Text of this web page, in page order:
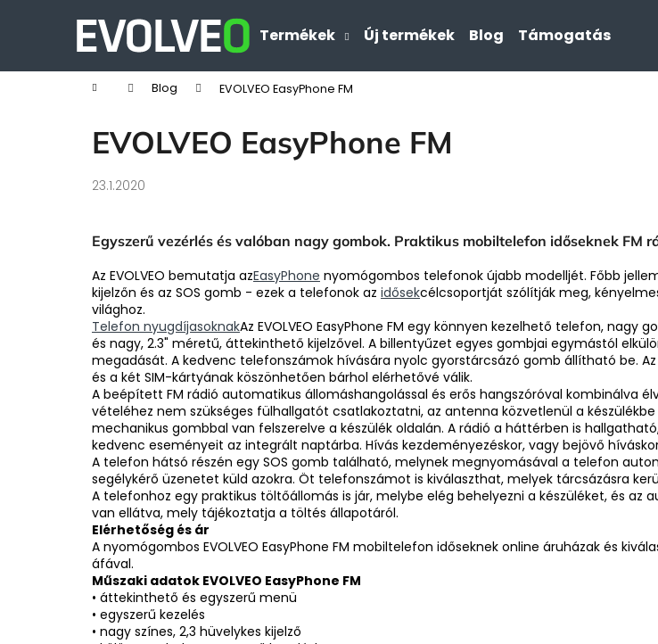
Termékek Új termékek Blog Támogatás
KezdőlapBlog EVOLVEO EasyPhone FM
EVOLVEO EasyPhone FM
23.1.2020
Egyszerű vezérlés és valóban nagy gombok. Praktikus mobiltelefon időseknek FM
Az EVOLVEO bemutatja azEasyPhone nyomógombos telefonok újabb modelljét. Főbb
kijelzőn és az SOS gomb - ezek a telefonok az idősekcélcsoportját szólítják meg,
világhoz.
Telefon nyugdíjasoknakAz EVOLVEO EasyPhone FM egy könnyen kezelhető telefon,
és nagy, 2.3" méretű, áttekinthető kijelzővel. A billentyűzet egyes gombjai egymástól
megadását. A kedvenc telefonszámok hívására nyolc gyorstárcsázó gomb állítható be.
és a két SIM-kártyának köszönhetően bárhol elérhetővé válik.
A beépített FM rádió automatikus állomáshangolással és erős hangszóróval kombinálva
vételéhez nem szükséges fülhallgatót csatlakoztatni, az antenna közvetlenül a
mechanikus gombbal van felszerelve a készülék oldalán. A rádió a háttérben is
kedvenc eseményeit az integrált naptárba. Hívás kezdeményezéskor, vagy bejövő
A telefon hátsó részén egy SOS gomb található, melynek megnyomásával a telefon
segélykérő üzenetet küld azokra. Öt telefonszámot is kiválaszthat, melyek tárcsázásra
A telefonhoz egy praktikus töltőállomás is jár, melybe elég behelyezni a készüléket, és az
van ellátva, mely tájékoztatja a töltés állapotáról.
Elérhetőség és ár
A nyomógombos EVOLVEO EasyPhone FM mobiltelefon időseknek online áruházak és
áfával.
Műszaki adatok EVOLVEO EasyPhone FM
• áttekinthető és egyszerű menü
• egyszerű kezelés
• nagy színes, 2,3 hüvelykes kijelző
á
Vissza
Vissza